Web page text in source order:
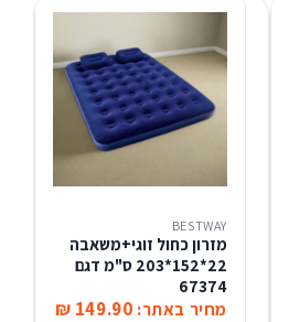
BESTWAY
מזרון כחול זוגי+משאבה
22*152*203 ס"מ דגם
67374
מחיר באתר: 149.90 ₪